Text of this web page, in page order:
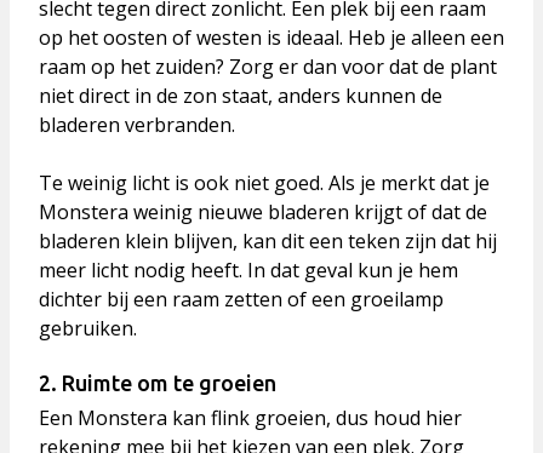
slecht tegen direct zonlicht. Een plek bij een raam
op het oosten of westen is ideaal. Heb je alleen een
raam op het zuiden? Zorg er dan voor dat de plant
niet direct in de zon staat, anders kunnen de
bladeren verbranden.
Te weinig licht is ook niet goed. Als je merkt dat je
Monstera weinig nieuwe bladeren krijgt of dat de
bladeren klein blijven, kan dit een teken zijn dat hij
meer licht nodig heeft. In dat geval kun je hem
dichter bij een raam zetten of een groeilamp
gebruiken.
2. Ruimte om te groeien
Een Monstera kan flink groeien, dus houd hier
rekening mee bij het kiezen van een plek. Zorg